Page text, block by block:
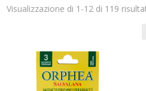
Categorie
Visualizzazione di 1-12 di 119